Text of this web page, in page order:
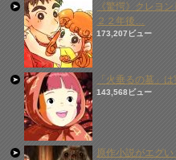
《驚愕》クレヨ
２２年後…
173,207ビュー
「火垂るの墓」
143,568ビュー
原作小説がエグ